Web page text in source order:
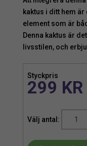
kaktus i ditt hem
element som är
Denna kaktus är
livsstilen, och
Styckpris
299 KR